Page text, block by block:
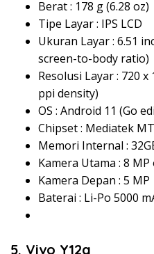
Berat : 178 g (6.28 oz)
Tipe Layar : IPS LCD
Ukuran Layar : 6.51
screen-to-body ratio)
Resolusi Layar : 720
ppi density)
OS : Android 11 (Go
Chipset : Mediatek
Memori Internal :
Kamera Utama : 8 MP
Kamera Depan : 5 MP
Baterai : Li-Po 5000
5. Vivo Y12a